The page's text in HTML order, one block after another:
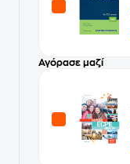
Αγόρασε μαζί